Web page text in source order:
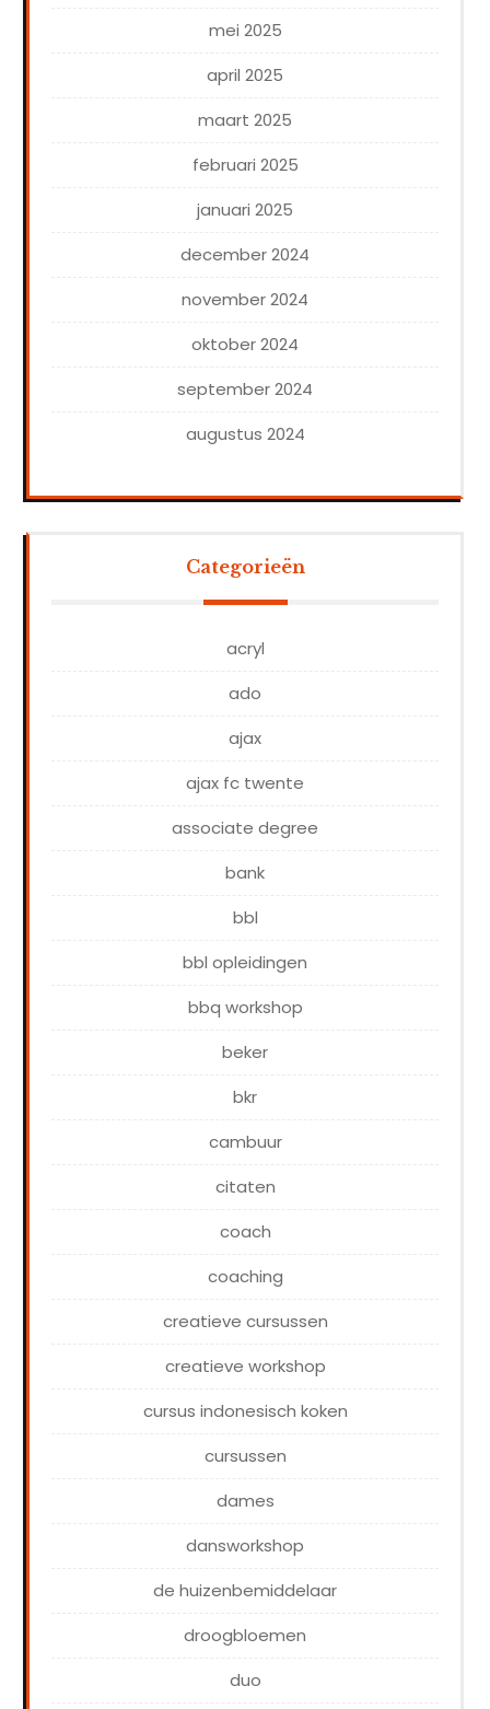
mei 2025
april 2025
maart 2025
februari 2025
januari 2025
december 2024
november 2024
oktober 2024
september 2024
augustus 2024
Categorieën
acryl
ado
ajax
ajax fc twente
associate degree
bank
bbl
bbl opleidingen
bbq workshop
beker
bkr
cambuur
citaten
coach
coaching
creatieve cursussen
creatieve workshop
cursus indonesisch koken
cursussen
dames
dansworkshop
de huizenbemiddelaar
droogbloemen
duo